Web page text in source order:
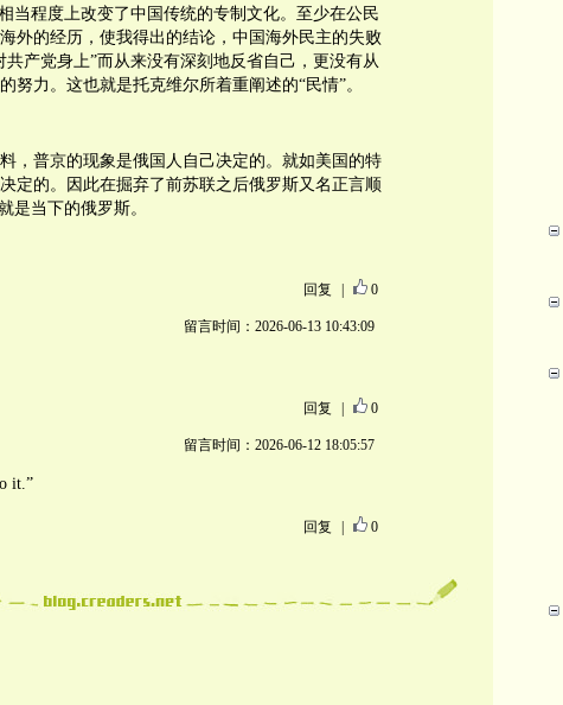
当程度上改变了中国传统的专制文化。至少在公民
外的经历，使我得出的结论，中国海外民主的失败
共产党身上”而从来没有深刻地反省自己，更没有从
努力。这也就是托克维尔所着重阐述的“民情”。
，普京的现象是俄国人自己决定的。就如美国的特
定的。因此在掘弃了前苏联之后俄罗斯又名正言顺
是当下的俄罗斯。
回复 0
留言时间：2026-06-13 10:43:09
回复 0
留言时间：2026-06-12 18:05:57
it.”
回复 0